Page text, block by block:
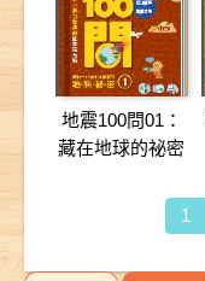
地震100問01：
藏在地球的祕密
1